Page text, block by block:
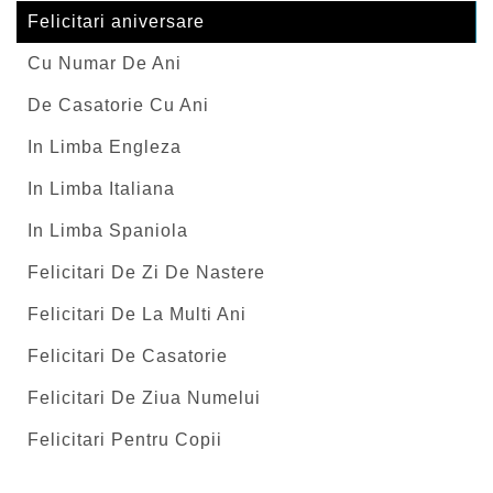
Felicitari aniversare
Cu Numar De Ani
De Casatorie Cu Ani
In Limba Engleza
In Limba Italiana
In Limba Spaniola
Felicitari De Zi De Nastere
Felicitari De La Multi Ani
Felicitari De Casatorie
Felicitari De Ziua Numelui
Felicitari Pentru Copii